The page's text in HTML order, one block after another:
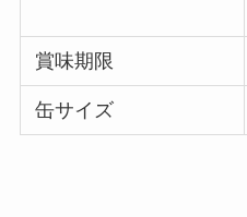
賞味期限
缶サイズ